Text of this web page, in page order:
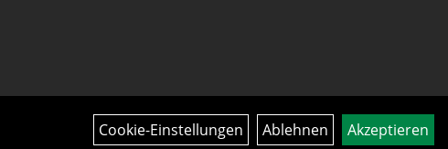
Cookie-Einstellungen Ablehnen Akzeptieren